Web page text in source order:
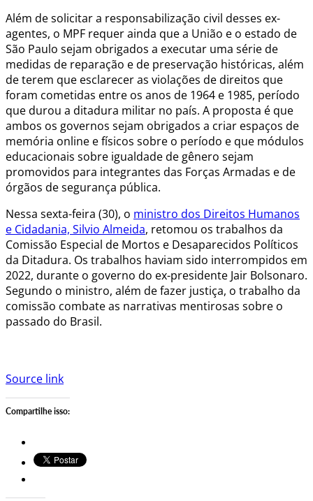
Além de solicitar a responsabilização civil desses ex-
agentes, o MPF requer ainda que a União e o estado de
São Paulo sejam obrigados a executar uma série de
medidas de reparação e de preservação históricas, além
de terem que esclarecer as violações de direitos que
foram cometidas entre os anos de 1964 e 1985, período
que durou a ditadura militar no país. A proposta é que
ambos os governos sejam obrigados a criar espaços de
memória online e físicos sobre o período e que módulos
educacionais sobre igualdade de gênero sejam
promovidos para integrantes das Forças Armadas e de
órgãos de segurança pública.
Nessa sexta-feira (30), o ministro dos Direitos Humanos
e Cidadania, Silvio Almeida, retomou os trabalhos da
Comissão Especial de Mortos e Desaparecidos Políticos
da Ditadura. Os trabalhos haviam sido interrompidos em
2022, durante o governo do ex-presidente Jair Bolsonaro.
Segundo o ministro, além de fazer justiça, o trabalho da
comissão combate as narrativas mentirosas sobre o
passado do Brasil.
Source link
Compartilhe isso: